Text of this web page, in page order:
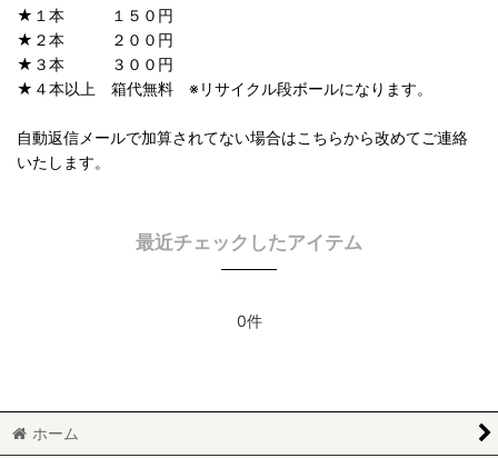
★１本 １５０円
★２本 ２００円
★３本 ３００円
★４本以上 箱代無料 ※リサイクル段ボールになります。
自動返信メールで加算されてない場合はこちらから改めてご連絡
いたします。
最近チェックしたアイテム
0件
ホーム